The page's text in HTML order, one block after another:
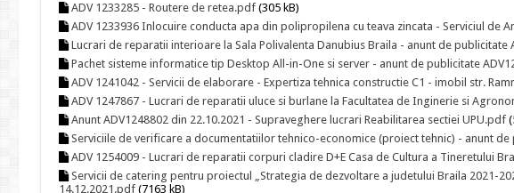
ADV 1233285 - Routere de retea.pdf (305 kB)
ADV 1233936 Inlocuire conducta apa din polipropilena cu teava zincata - Serviciul de
Lucrari de reparatii interioare la Sala Polivalenta Danubius Braila - anunt de publicitate
Pachet sisteme informatice tip Desktop All-in-One si server - anunt de publicitate
ADV 1241042 - Servicii de elaborare - Expertiza tehnica constructie C1 - imobil str.
ADV 1247867 - Lucrari de reparatii uluce si burlane la Facultatea de Inginerie si
Anunt ADV1248802 din 22.10.2021 - Supraveghere lucrari Reabilitarea sectiei UPU.pdf
Serviciile de verificare a documentatiilor tehnico-economice (proiect tehnic) - anunt
ADV 1254009 - Lucrari de reparatii corpuri cladire D+E Casa de Cultura a Tineretului
Servicii de catering pentru proiectul „Strategia de dezvoltare a judetului Braila 2021-
14.12.2021.pdf (7163 kB)